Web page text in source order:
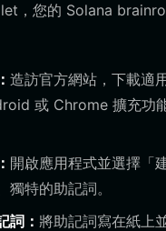
，您的 Solana
造訪官方網站，下載適
或 Chrome 擴充功
開啟應用程式並選擇「
獨特的助記詞。
詞： 將助記詞寫在紙上